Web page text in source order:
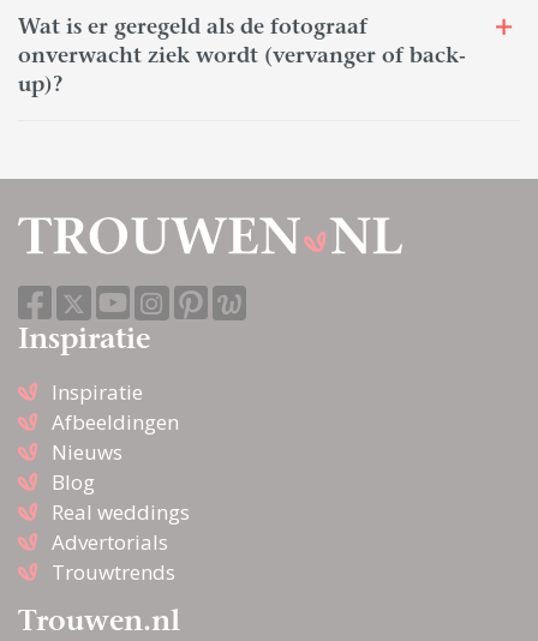
Wat is er geregeld als de fotograaf
onverwacht ziek wordt (vervanger of back-
up)?
Inspiratie
Inspiratie
Afbeeldingen
Nieuws
Blog
Real weddings
Advertorials
Trouwtrends
Trouwen.nl